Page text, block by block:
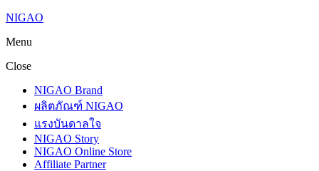
NIGAO
Menu
Close
NIGAO Brand
ผลิตภัณฑ์ NIGAO
แรงบันดาลใจ
NIGAO Story
NIGAO Online Store
Affiliate Partner